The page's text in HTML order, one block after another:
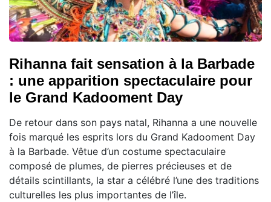
Rihanna fait sensation à la Barbade
: une apparition spectaculaire pour
le Grand Kadooment Day
De retour dans son pays natal, Rihanna a une nouvelle
fois marqué les esprits lors du Grand Kadooment Day
à la Barbade. Vêtue d’un costume spectaculaire
composé de plumes, de pierres précieuses et de
détails scintillants, la star a célébré l’une des traditions
culturelles les plus importantes de l’île.